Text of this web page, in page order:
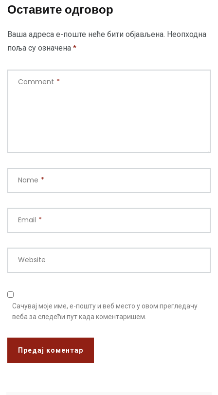
Оставите одговор
Ваша адреса е-поште неће бити објављена. Неопходна
поља су означена *
Comment *
Name *
Email *
Website
Сачувај моје име, е-пошту и веб место у овом прегледачу
веба за следећи пут када коментаришем.